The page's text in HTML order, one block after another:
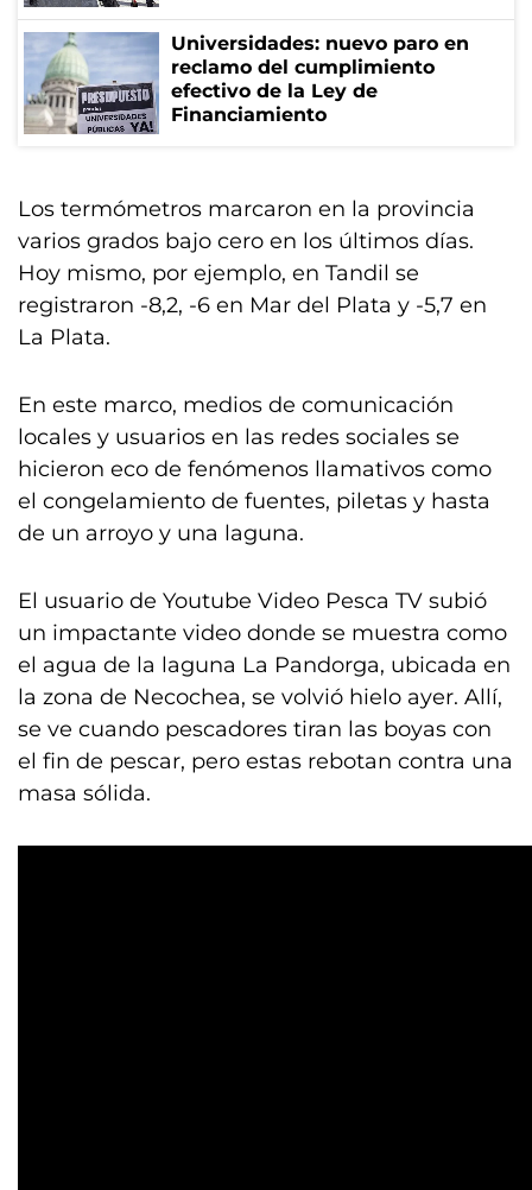
Universidades: nuevo paro en
reclamo del cumplimiento
efectivo de la Ley de
Financiamiento
Los termómetros marcaron en la provincia
varios grados bajo cero en los últimos días.
Hoy mismo, por ejemplo, en Tandil se
registraron -8,2, -6 en Mar del Plata y -5,7 en
La Plata.
En este marco, medios de comunicación
locales y usuarios en las redes sociales se
hicieron eco de fenómenos llamativos como
el congelamiento de fuentes, piletas y hasta
de un arroyo y una laguna.
El usuario de Youtube Video Pesca TV subió
un impactante video donde se muestra como
el agua de la laguna La Pandorga, ubicada en
la zona de Necochea, se volvió hielo ayer. Allí,
se ve cuando pescadores tiran las boyas con
el fin de pescar, pero estas rebotan contra una
masa sólida.